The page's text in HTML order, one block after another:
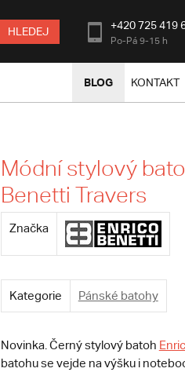
HLEDEJ +420 725 419
Po-Pá 9-15 h
BLOG KONTAKT
Módní stylový
Benetti Travers
Značka
Kategorie Pánské batohy
Novinka. Černý stylový batoh
batohu se vejde na výšku i